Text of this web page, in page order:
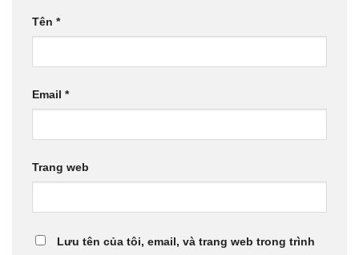
Tên *
Email *
Trang web
Lưu tên của tôi, email, và trang web trong trình